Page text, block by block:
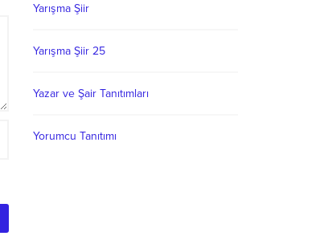
Yarışma Şiir
Yarışma Şiir 25
Yazar ve Şair Tanıtımları
Yorumcu Tanıtımı